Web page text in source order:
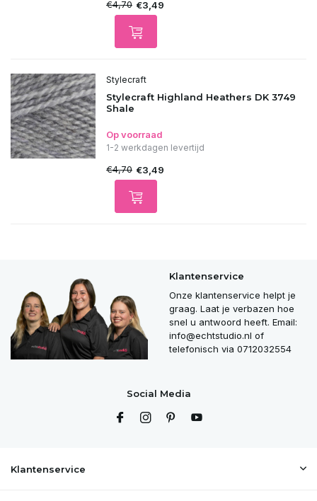
€4,70 €3,49
Stylecraft
Stylecraft Highland Heathers DK 3749
Shale
Op voorraad
1-2 werkdagen levertijd
€4,70 €3,49
Klantenservice
Onze klantenservice helpt je
graag. Laat je verbazen hoe
snel u antwoord heeft. Email:
info@echtstudio.nl of
telefonisch via 0712032554
Social Media
Klantenservice